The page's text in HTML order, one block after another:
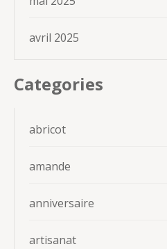
avril 2025
Categories
abricot
amande
anniversaire
artisanat